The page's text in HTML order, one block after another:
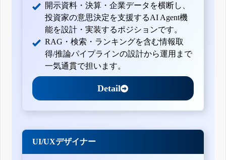
開示資料・決算・企業データを横断し、
投資家の意思決定を支援するAI Agent機
能を設計・実装するポジションです。
RAG・検索・ランキングを含む情報取
得/推論パイプラインの設計から運用まで
一気通貫で担います。
Detail
UI/UXデザイナー